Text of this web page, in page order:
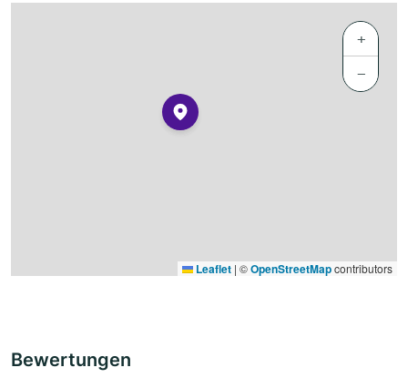
+
−
Leaflet | ©OpenStreetMapcontributors
Bewertungen